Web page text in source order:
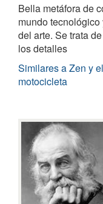
Bella metáfora de
mundo
del arte. Se trata
los detalles
Similares a Zen y
motocicleta